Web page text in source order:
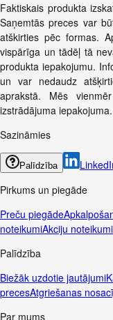
Faktiskais produkta
Saņemtās preces var
atškirties pēc formas.
vispārīga un tādēļ tā
produkta iepakojumu.
un var nedaudz
aprakstā. Mēs
izstrādājuma
Sazināmies
Palīdzība
Pirkums un piegāde
Preču piegāde
noteikumiAkciju noteikumi
Palīdzība
Biežāk uzdotie jautājumi
precesAtgriešanas
Par mums